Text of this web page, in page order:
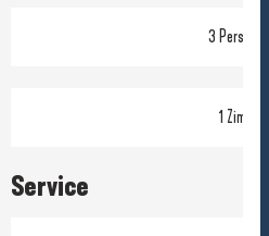
3 Person(en)
1 Zimmer
Service